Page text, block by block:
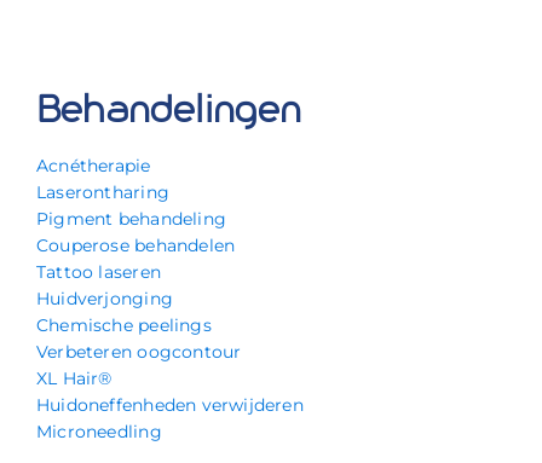
Behandelingen
Acnétherapie
Laserontharing
Pigment behandeling
Couperose behandelen
Tattoo laseren
Huidverjonging
Chemische peelings
Verbeteren oogcontour
XL Hair®
Huidoneffenheden verwijderen
Microneedling